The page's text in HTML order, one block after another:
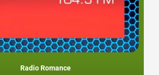
Radio Romance